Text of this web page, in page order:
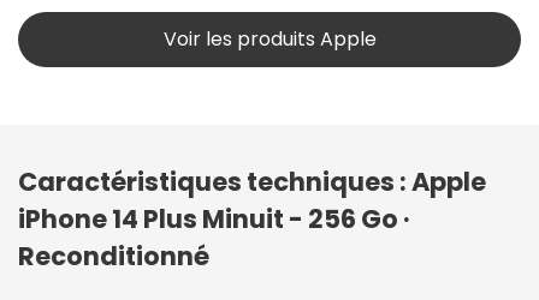
Voir les produits Apple
Caractéristiques techniques : Apple
iPhone 14 Plus Minuit - 256 Go ·
Reconditionné